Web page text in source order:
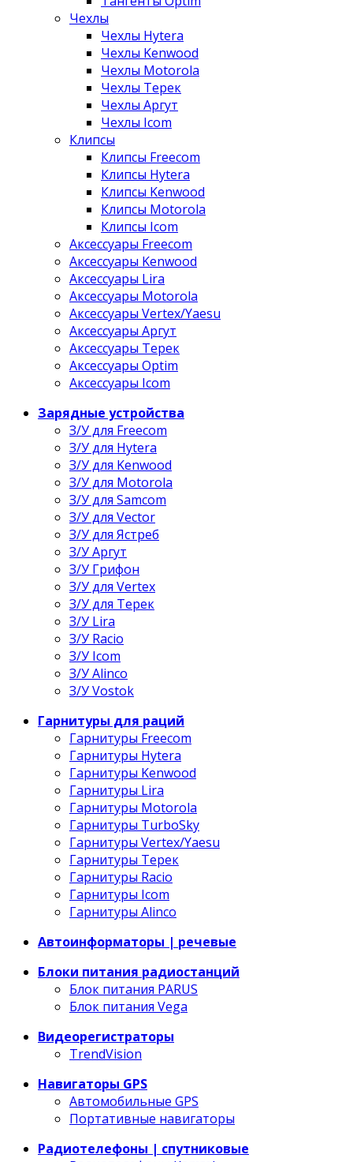
Чехлы
Чехлы Hytera
Чехлы Kenwood
Чехлы Motorola
Чехлы Терек
Чехлы Аргут
Чехлы Icom
Клипсы
Клипсы Freecom
Клипсы Hytera
Клипсы Kenwood
Клипсы Motorola
Клипсы Icom
Аксессуары Freecom
Аксессуары Kenwood
Аксессуары Lira
Аксессуары Motorola
Аксессуары Vertex/Yaesu
Аксессуары Аргут
Аксессуары Терек
Аксессуары Optim
Аксессуары Icom
Зарядные устройства
З/У для Freecom
З/У для Hytera
З/У для Kenwood
З/У для Motorola
З/У для Samcom
З/У для Vector
З/У для Ястреб
З/У Аргут
З/У Грифон
З/У для Vertex
З/У для Терек
З/У Lira
З/У Racio
З/У Icom
З/У Alinco
З/У Vostok
Гарнитуры для раций
Гарнитуры Freecom
Гарнитуры Hytera
Гарнитуры Kenwood
Гарнитуры Lira
Гарнитуры Motorola
Гарнитуры TurboSky
Гарнитуры Vertex/Yaesu
Гарнитуры Терек
Гарнитуры Racio
Гарнитуры Icom
Гарнитуры Alinco
Автоинформаторы | речевые
Блоки питания радиостанций
Блок питания PARUS
Блок питания Vega
Видеорегистраторы
TrendVision
Навигаторы GPS
Автомобильные GPS
Портативные навигаторы
Радиотелефоны | спутниковые